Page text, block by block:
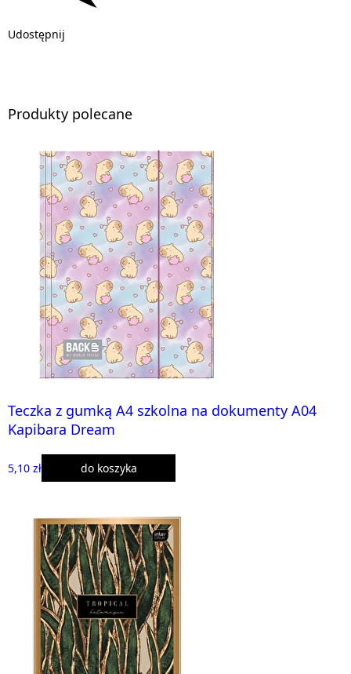
Udostępnij
Produkty polecane
Teczka z gumką A4 szkolna na dokumenty A04
Kapibara Dream
5,10 zł do koszyka